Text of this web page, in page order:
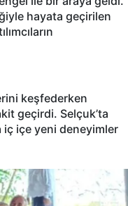
hayata geçirilen
keşfederken
geçirdi. Selçuk’ta
iç içe yeni deneyimler